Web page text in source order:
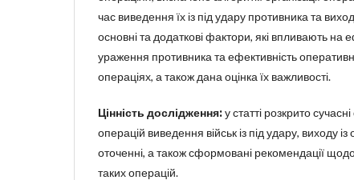
час виведення їх із під удару противника та
основні та додаткові фактори, які впливають на
ураження противника та ефективність
операціях, а також дана оцінка їх важливості.
Цінність дослідження:у статті розкрито
операцій виведення військ із під удару, виходу
оточенні, а також сформовані рекомендації
таких операцій.